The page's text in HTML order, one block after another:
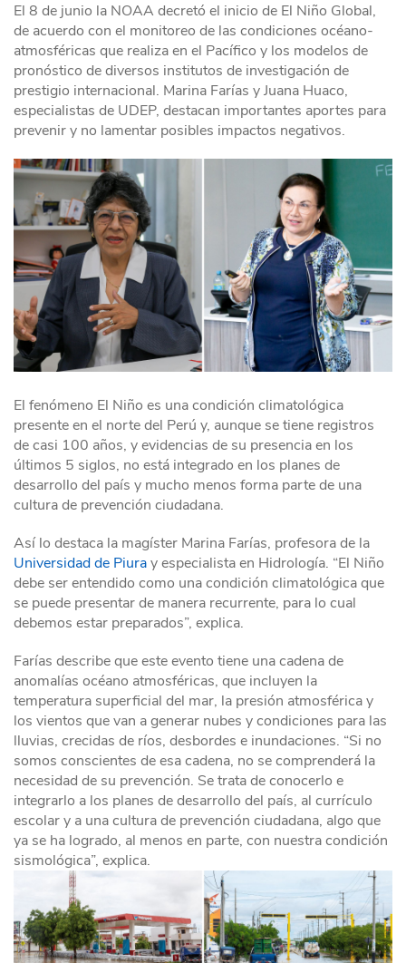
El 8 de junio la NOAA decretó el inicio de El Niño Global,
de acuerdo con el monitoreo de las condiciones océano-
atmosféricas que realiza en el Pacífico y los modelos de
pronóstico de diversos institutos de investigación de
prestigio internacional. Marina Farías y Juana Huaco,
especialistas de UDEP, destacan importantes aportes para
prevenir y no lamentar posibles impactos negativos.
El fenómeno El Niño es una condición climatológica
presente en el norte del Perú y, aunque se tiene registros
de casi 100 años, y evidencias de su presencia en los
últimos 5 siglos, no está integrado en los planes de
desarrollo del país y mucho menos forma parte de una
cultura de prevención ciudadana.
Así lo destaca la magíster Marina Farías, profesora de la
Universidad de Piuray especialista en Hidrología. “El Niño
debe ser entendido como una condición climatológica que
se puede presentar de manera recurrente, para lo cual
debemos estar preparados”, explica.
Farías describe que este evento tiene una cadena de
anomalías océano atmosféricas, que incluyen la
temperatura superficial del mar, la presión atmosférica y
los vientos que van a generar nubes y condiciones para las
lluvias, crecidas de ríos, desbordes e inundaciones. “Si no
somos conscientes de esa cadena, no se comprenderá la
necesidad de su prevención. Se trata de conocerlo e
integrarlo a los planes de desarrollo del país, al currículo
escolar y a una cultura de prevención ciudadana, algo que
ya se ha logrado, al menos en parte, con nuestra condición
sismológica”, explica.